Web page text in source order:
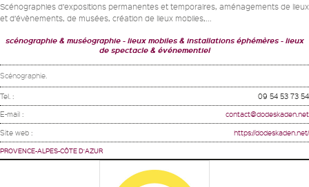
Scénographies d’expositions permanentes et temporaires, aménagements de lieux
et d’évènements, de musées, création de lieux mobiles,...
scénographie & muséographie lieux mobiles & installations éphémères
lieux
de spectacle & événementiel
Scénographie.
Tel. : 09 54 53 73 54
E-mail : contact@dodeskaden.net
Site web : https://dodeskaden.net/
PROVENCE-ALPES-CÔTE D'AZUR